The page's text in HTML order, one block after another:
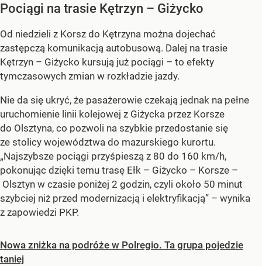
Pociągi na trasie Kętrzyn – Giżycko
Od niedzieli z Korsz do Kętrzyna można dojechać
zastępczą komunikacją autobusową. Dalej na trasie
Kętrzyn – Giżycko kursują już pociągi – to efekty
tymczasowych zmian w rozkładzie jazdy.
Nie da się ukryć, że pasażerowie czekają jednak na pełne
uruchomienie linii kolejowej z Giżycka przez Korsze
do Olsztyna, co pozwoli na szybkie przedostanie się
ze stolicy województwa do mazurskiego kurortu.
„Najszybsze pociągi przyśpieszą z 80 do 160 km/h,
pokonując dzięki temu trasę Ełk – Giżycko – Korsze –
Olsztyn w czasie poniżej 2 godzin, czyli około 50 minut
szybciej niż przed modernizacją i elektryfikacją” – wynika
z zapowiedzi PKP.
Nowa zniżka na podróże w Polregio. Ta grupa pojedzie
taniej